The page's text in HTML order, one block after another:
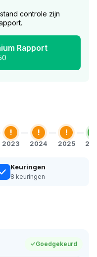
controle zijn
Rapport
!
2023
!
2024
!
2025
Keuringen
8 keuringen
Goedgekeurd